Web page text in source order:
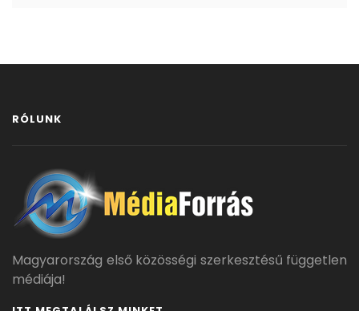
RÓLUNK
Magyarország első közösségi szerkesztésű független
médiája!